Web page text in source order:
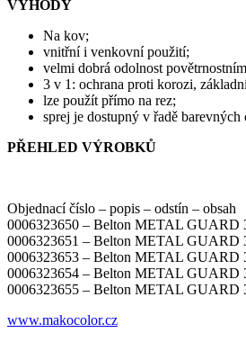
VÝHODY
Na kov;
vnitřní i venkovní použití;
velmi dobrá odolnost
3 v 1: ochrana proti korozi,
lze použít přímo na rez;
sprej je dostupný v řadě barevných
PŘEHLED VÝROBKŮ
Objednací číslo – popis – odstín – obsah
0006323650 – Belton METAL GUARD
0006323651 – Belton METAL GUARD
0006323653 – Belton METAL GUARD
0006323654 – Belton METAL GUARD
0006323655 – Belton METAL GUARD
www.makocolor.cz